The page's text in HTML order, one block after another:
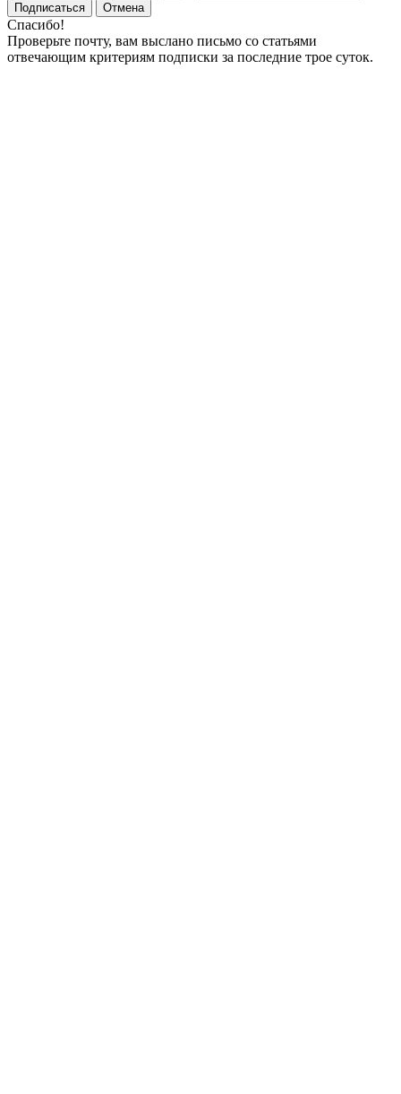
Подписаться
Отмена
Спасибо!
Проверьте почту, вам выслано письмо со статьями
отвечающим критериям подписки за последние трое суток.